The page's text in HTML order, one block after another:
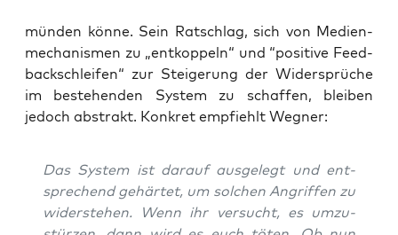
mün­den kön­ne. Sein Rat­schlag, sich von Medi­en­
me­cha­nis­men zu „ent­kop­peln“ und “posi­ti­ve Feed­
back­schlei­fen“ zur Stei­ge­rung der Wider­sprü­che
im bestehen­den Sys­tem zu schaf­fen, blei­ben
jedoch abs­trakt. Kon­kret emp­fiehlt Wegner:
Das Sys­tem ist dar­auf aus­ge­legt und ent­
spre­chend gehär­tet, um sol­chen Angrif­fen zu
wider­ste­hen. Wenn ihr ver­sucht, es umzu­